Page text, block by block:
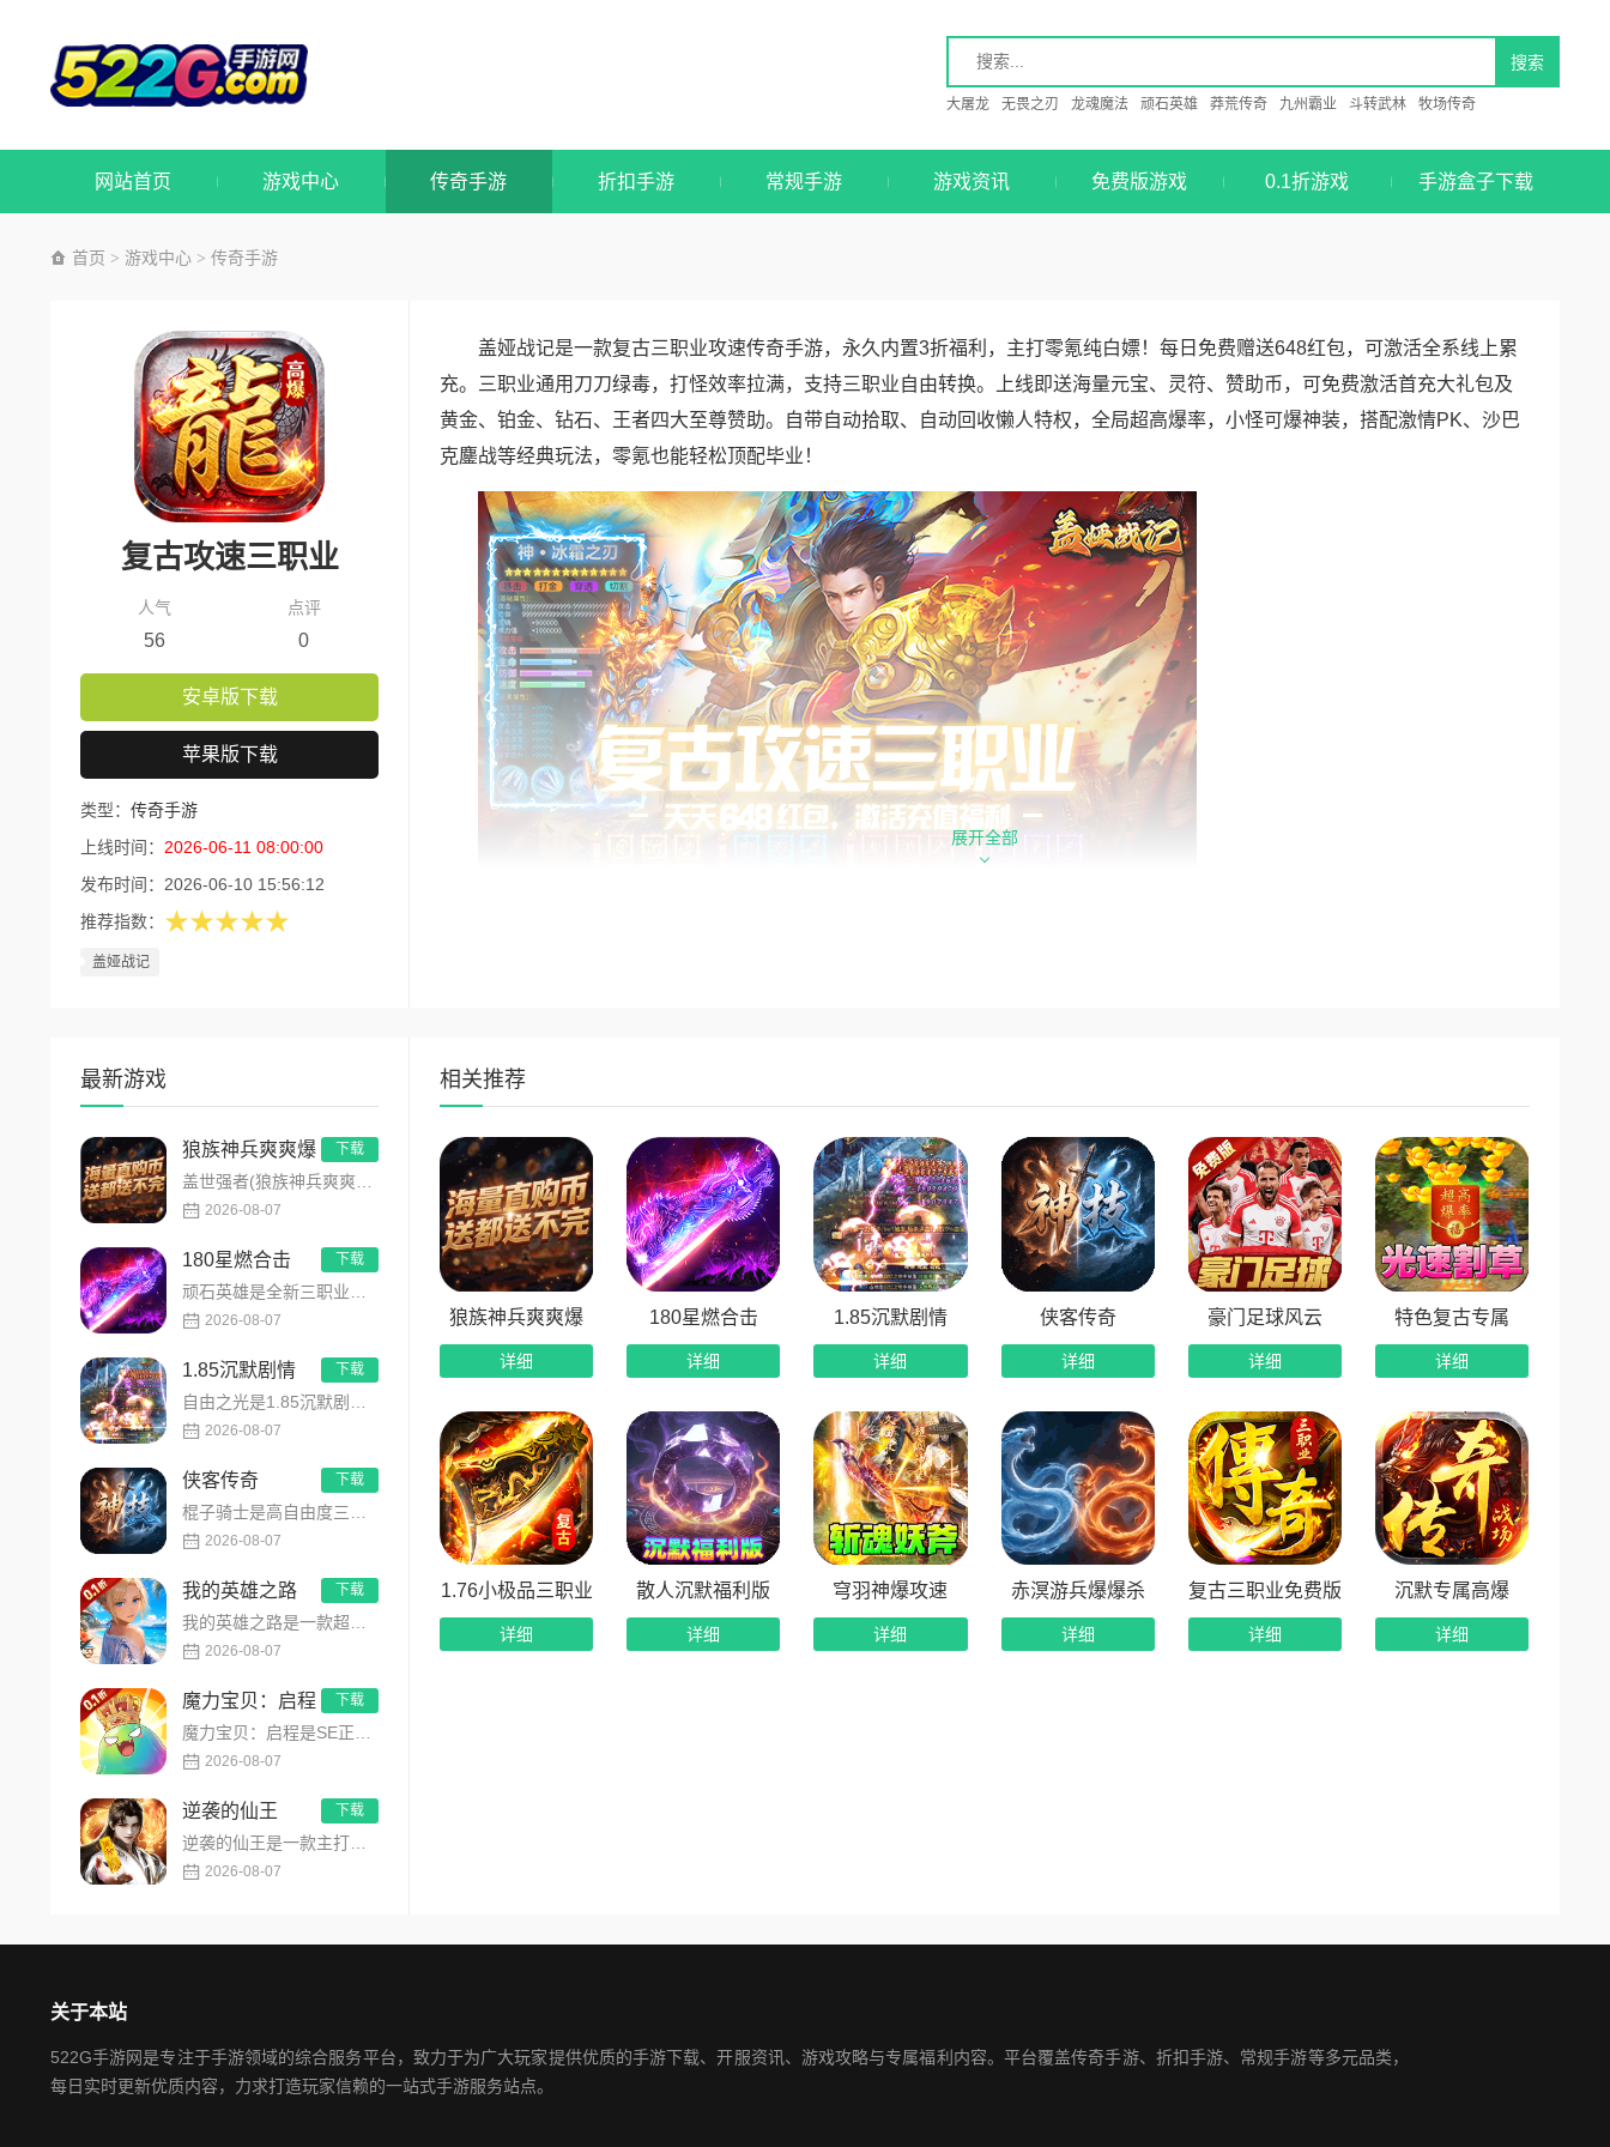
大屠龙 无畏之刃 龙魂魔法 顽石英雄 莽荒传奇 九州霸业 斗转武林 牧场传奇
网站首页 游戏中心 传奇手游 折扣手游 常规手游 游戏资讯 免费版游戏 0.1折游戏 手游盒子下载
首页 > 游戏中心 > 传奇手游
复古攻速三职业
人气
56
点评
0
安卓版下载
苹果版下载
类型： 传奇手游
上线时间： 2026-06-11 08:00:00
发布时间： 2026-06-10 15:56:12
推荐指数： ★★★★★
盖娅战记
盖娅战记是一款复古三职业攻速传奇手游，永久内置3折福利，主打零氪纯白嫖！每日免费赠送648红包，可激活全系线上累
充。三职业通用刀刀绿毒，打怪效率拉满，支持三职业自由转换。上线即送海量元宝、灵符、赞助币，可免费激活首充大礼包及
黄金、铂金、钻石、王者四大至尊赞助。自带自动拾取、自动回收懒人特权，全局超高爆率，小怪可爆神装，搭配激情PK、沙巴
克鏖战等经典玩法，零氪也能轻松顶配毕业！
3、顶配开局特权加持：自带刀刀绿毒超高伤害、自动拾取、自动回收功能，搭配永久商城3折福利，发育效率翻倍。
4、免费激活首充豪礼：使用上线赠送的赞助币，即可免费激活首充大礼包，零成本解锁首充专属福利。
5、四大至尊赞助白嫖：赞助币可免费激活黄金、铂金、钻石、王者四大层级至尊赞助，全套特权一键解锁。
6、全局超高手打爆率：全服道具、装备无绝版、无限购，全部靠打怪掉落，小怪概率爆出极品神装，散人追梦零门槛。
展开全部
最新游戏
狼族神兵爽爽爆
盖世强者(狼族神兵爽爽爆)是主打高福利、高爆率、长线挂机的东方玄幻传奇手游！开局即送2亿切割、千万群切、八大...
2026-08-07
下载
180星燃合击
顽石英雄是全新三职业英雄合击传奇手游，无套路无脑上手，全程无硬性消费！永久内置3折充值福利，每日上线领648...
2026-08-07
下载
1.85沉默剧情
自由之光是1.85沉默剧情版单职业传奇手游，主打散人可打可嫖良心玩法！每日免费送328代币，海量礼包全程白嫖...
2026-08-07
下载
侠客传奇
棍子骑士是高自由度三职业侠客传奇手游，主打百种技能自由搭配！解锁海量天赋与被动效果，搭配炫酷粒子技能特效，刷...
2026-08-07
下载
我的英雄之路
我的英雄之路是一款超人气动漫正版改编的0.1折高福利卡牌策略手游，以经典进击主题世界观为核心，高度还原原作剧...
2026-08-07
下载
魔力宝贝：启程
魔力宝贝：启程是SE正版授权放置回合卡牌RPG手游，复刻法兰王国经典剧情与Q版画风！融合离线挂机、自由转职、...
2026-08-07
下载
逆袭的仙王
逆袭的仙王是一款主打沉浸式剧情的东方仙侠多人角色扮演手游，打破传统凡人逆袭的老旧叙事，打造独树一帜的仙王回归...
2026-08-07
下载
相关推荐
狼族神兵爽爽爆
详细
180星燃合击
详细
1.85沉默剧情
详细
侠客传奇
详细
豪门足球风云
详细
特色复古专属
详细
1.76小极品三职业
详细
散人沉默福利版
详细
穹羽神爆攻速
详细
赤溟游兵爆爆杀
详细
复古三职业免费版
详细
沉默专属高爆
详细
关于本站
522G手游网是专注于手游领域的综合服务平台，致力于为广大玩家提供优质的手游下载、开服资讯、游戏攻略与专属福利内容。平台覆盖传奇手游、折扣手游、常规手游等多元品类，
每日实时更新优质内容，力求打造玩家信赖的一站式手游服务站点。